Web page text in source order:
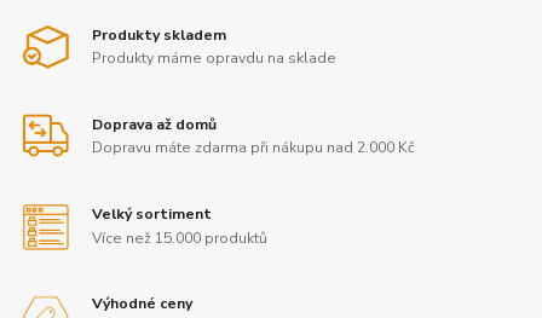
Produkty skladem
Produkty máme opravdu na sklade
Doprava až domů
Dopravu máte zdarma při nákupu nad 2.000 Kč
Velký sortiment
Více než 15.000 produktů
Výhodné ceny